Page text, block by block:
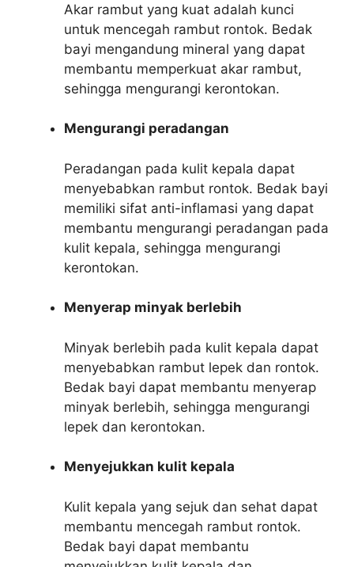
Akar rambut yang kuat adalah kunci
untuk mencegah rambut rontok. Bedak
bayi mengandung mineral yang dapat
membantu memperkuat akar rambut,
sehingga mengurangi kerontokan.
Mengurangi peradangan
Peradangan pada kulit kepala dapat
menyebabkan rambut rontok. Bedak bayi
memiliki sifat anti-inflamasi yang dapat
membantu mengurangi peradangan pada
kulit kepala, sehingga mengurangi
kerontokan.
Menyerap minyak berlebih
Minyak berlebih pada kulit kepala dapat
menyebabkan rambut lepek dan rontok.
Bedak bayi dapat membantu menyerap
minyak berlebih, sehingga mengurangi
lepek dan kerontokan.
Menyejukkan kulit kepala
Kulit kepala yang sejuk dan sehat dapat
membantu mencegah rambut rontok.
Bedak bayi dapat membantu